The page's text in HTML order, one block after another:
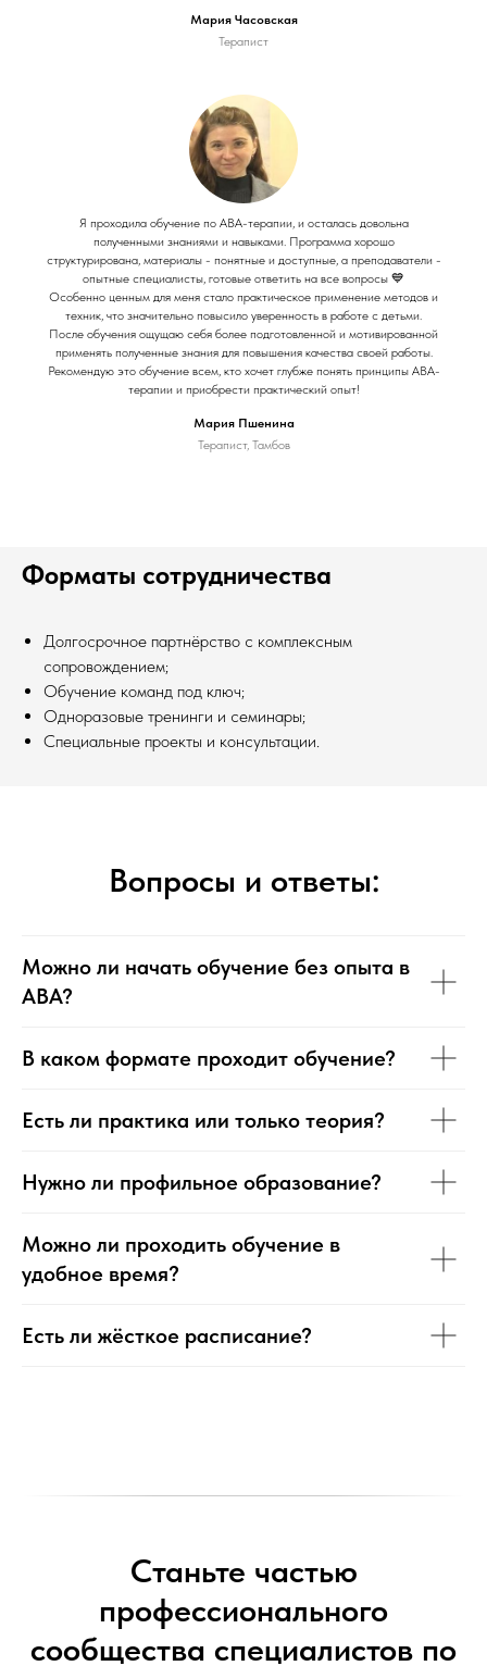
Мария Часовская
Терапист
Я проходила обучение по АВА-терапии, и осталась довольна
полученными знаниями и навыками. Программа хорошо
структурирована, материалы - понятные и доступные, а преподаватели -
опытные специалисты, готовые ответить на все вопросы 💙
Особенно ценным для меня стало практическое применение методов и
техник, что значительно повысило уверенность в работе с детьми.
После обучения ощущаю себя более подготовленной и мотивированной
применять полученные знания для повышения качества своей работы.
Рекомендую это обучение всем, кто хочет глубже понять принципы АВА-
терапии и приобрести практический опыт!
Мария Пшенина
Терапист, Тамбов
Форматы сотрудничества
Долгосрочное партнёрство с комплексным
сопровождением;
Обучение команд под ключ;
Одноразовые тренинги и семинары;
Специальные проекты и консультации.
Вопросы и ответы:
Можно ли начать обучение без опыта в
ABA?
В каком формате проходит обучение?
Есть ли практика или только теория?
Нужно ли профильное образование?
Можно ли проходить обучение в
удобное время?
Есть ли жёсткое расписание?
Станьте частью
профессионального
сообщества специалистов по